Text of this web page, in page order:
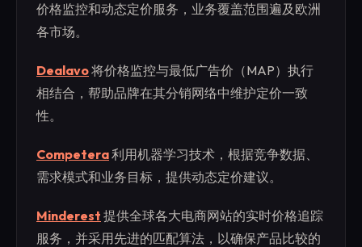
价格监控和动态定价服务，业务覆盖范围遍及欧洲
各市场。
Dealavo将价格监控与最低广告价（MAP）执行
相结合，帮助品牌在其分销网络中维护定价一致
性。
Competera利用机器学习技术，根据竞争数据、
需求模式和业务目标，提供动态定价建议。
Minderest 提供全球各大电商网站的实时价格追踪
服务，并采用先进的匹配算法，以确保产品比较的